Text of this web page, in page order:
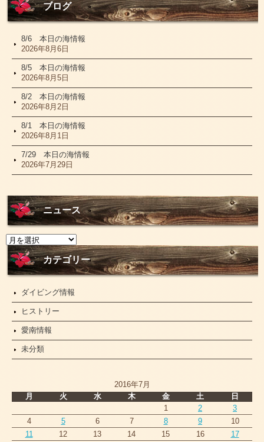
ブログ
8/6 本日の海情報
2026年8月6日
8/5 本日の海情報
2026年8月5日
8/2 本日の海情報
2026年8月2日
8/1 本日の海情報
2026年8月1日
7/29 本日の海情報
2026年7月29日
ニュース
ニ
ュ
ー
カテゴリー
ダイビング情報
ヒストリー
愛南情報
未分類
2016年7月
月
火 水 木 金 土
日
1
2
3
4
5 6 7 8 9
10
11
12 13 14 15 16
17